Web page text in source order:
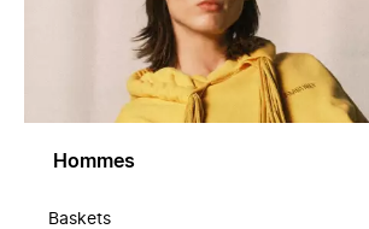
Hommes
Baskets